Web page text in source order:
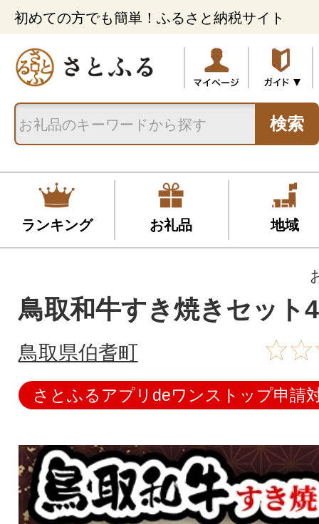
初めての方でも簡単！ふるさと納税サイト
検索
ランキング お礼品 地域
鳥取和牛すき焼きセット
鳥取県伯耆町
さとふるアプリdeワンストップ申請